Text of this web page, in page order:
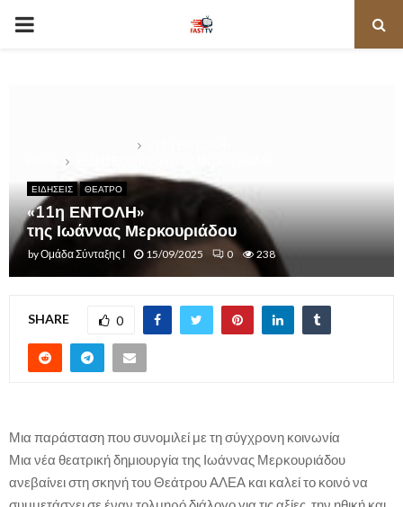
PRIMARY
ΕΙΔΗΣΕΙΣ ΘΕΑΤΡΟ
«11η ΕΝΤΟΛΗ»
της Ιωάννας Μερκουριάδου
byΟμάδα Σύνταξης Ι 15/09/2025 0 238
SHARE 0
Μια παράσταση που συνομιλεί με τη σύγχρονη κοινωνία
Μια νέα θεατρική δημιουργία της Ιωάννας Μερκουριάδου
ανεβαίνει στη σκηνή του Θεάτρου ΑΛΕΑ και καλεί το κοινό να